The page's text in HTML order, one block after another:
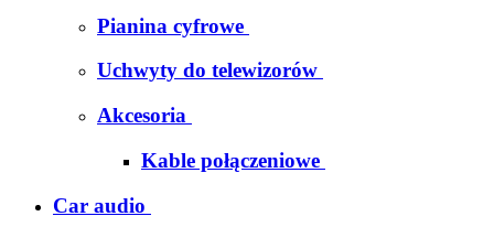
Pianina cyfrowe
Uchwyty do telewizorów
Akcesoria
Kable połączeniowe
Car audio